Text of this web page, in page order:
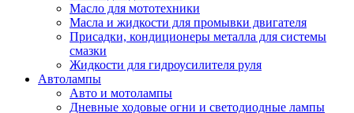
Масло для мототехники
Масла и жидкости для промывки двигателя
Присадки, кондиционеры металла для системы
смазки
Жидкости для гидроусилителя руля
Автолампы
Авто и мотолампы
Дневные ходовые огни и светодиодные лампы